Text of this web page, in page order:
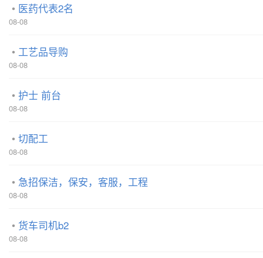
医药代表2名
08-08
工艺品导购
08-08
护士 前台
08-08
切配工
08-08
急招保洁，保安，客服，工程
08-08
货车司机b2
08-08